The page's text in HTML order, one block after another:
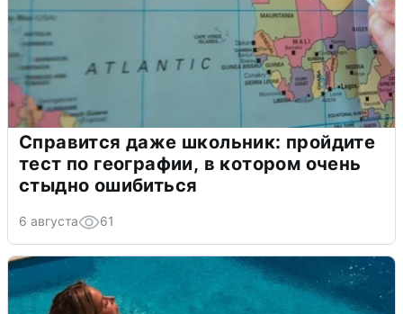
Справится даже школьник: пройдите
тест по географии, в котором очень
стыдно ошибиться
6 августа 61